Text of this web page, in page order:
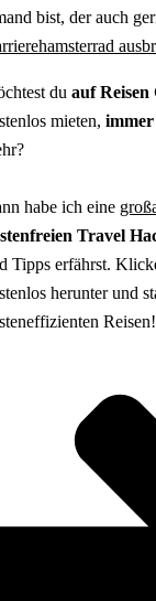
bist, der auch
du auf Reisen
mieten, immer
habe ich eine
Travel
Tipps erfährst.
herunter und
Reisen!